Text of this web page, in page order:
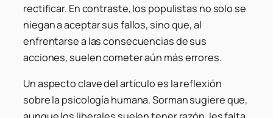
rectificar. En contraste, los populistas no solo se
niegan a aceptar sus fallos, sino que, al
enfrentarse a las consecuencias de sus
acciones, suelen cometer aún más errores.
Un aspecto clave del artículo es la reflexión
sobre la psicología humana. Sorman sugiere que,